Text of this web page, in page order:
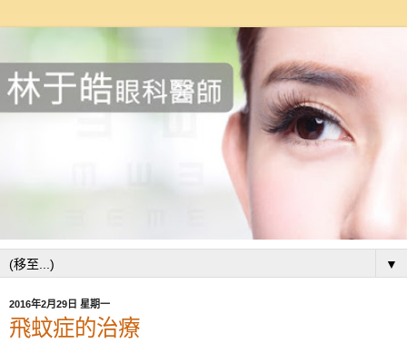
▼
2016年2月29日 星期一
飛蚊症的治療